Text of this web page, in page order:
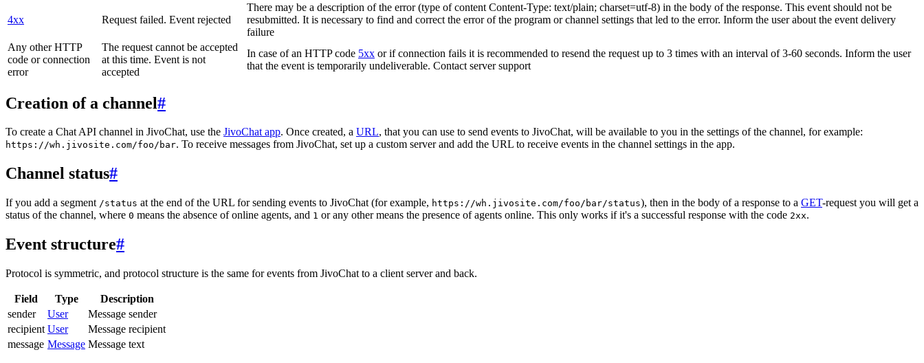
4xx Request failed. Event rejected
There may be a description of the error (type of content Content-Type: text/plain; charset=utf-8) in the body of the response. This event should not be
resubmitted. It is necessary to find and correct the error of the program or channel settings that led to the error. Inform the user about the event delivery
failure
Any other HTTP
code or connection
error
The request cannot be accepted
at this time. Event is not
accepted
In case of an HTTP code 5xx or if connection fails it is recommended to resend the request up to 3 times with an interval of 3-60 seconds. Inform the user
that the event is temporarily undeliverable. Contact server support
Creation of a channel#
To create a Chat API channel in JivoChat, use the JivoChat app. Once created, a URL, that you can use to send events to JivoChat, will be available to you in the settings of the channel, for example:
https://wh.jivosite.com/foo/bar. To receive messages from JivoChat, set up a custom server and add the URL to receive events in the channel settings in the app.
Channel status#
If you add a segment /status at the end of the URL for sending events to JivoChat (for example, https://wh.jivosite.com/foo/bar/status), then in the body of a response to a GET-request you will get a
status of the channel, where 0 means the absence of online agents, and 1 or any other means the presence of agents online. This only works if it's a successful response with the code 2xx.
Event structure#
Protocol is symmetric, and protocol structure is the same for events from JivoChat to a client server and back.
Field Type
Description
sender
User
Message sender
recipient User
Message recipient
message Message Message text